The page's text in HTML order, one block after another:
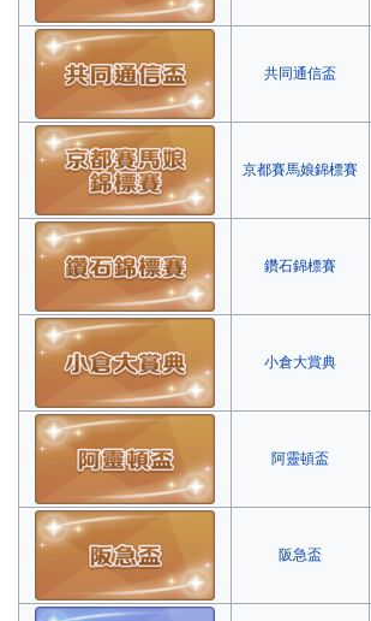
共同通信盃
京都賽馬娘錦標賽
鑽石錦標賽
小倉大賞典
阿靈頓盃
阪急盃